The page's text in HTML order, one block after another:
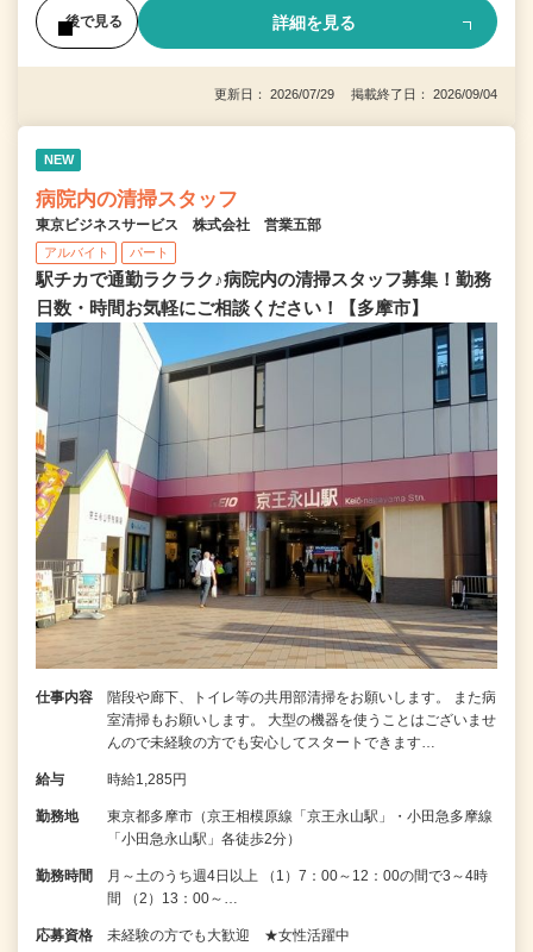
後で見る 詳細を見る
更新日： 2026/07/29 掲載終了日： 2026/09/04
NEW
病院内の清掃スタッフ
東京ビジネスサービス 株式会社 営業五部
アルバイト パート
駅チカで通勤ラクラク♪病院内の清掃スタッフ募集！勤務
日数・時間お気軽にご相談ください！【多摩市】
仕事内容
階段や廊下、トイレ等の共用部清掃をお願いします。 また病
室清掃もお願いします。 大型の機器を使うことはございませ
んので未経験の方でも安心してスタートできます…
給与 時給1,285円
勤務地
東京都多摩市（京王相模原線「京王永山駅」・小田急多摩線
「小田急永山駅」各徒歩2分）
勤務時間
月～土のうち週4日以上 （1）7：00～12：00の間で3～4時
間 （2）13：00～…
応募資格 未経験の方でも大歓迎 ★女性活躍中